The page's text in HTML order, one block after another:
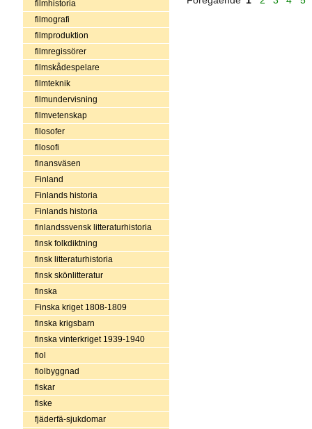
filmhistoria
filmografi
filmproduktion
filmregissörer
filmskådespelare
filmteknik
filmundervisning
filmvetenskap
filosofer
filosofi
finansväsen
Finland
Finlands historia
Finlands historia
finlandssvensk litteraturhistoria
finsk folkdiktning
finsk litteraturhistoria
finsk skönlitteratur
finska
Finska kriget 1808-1809
finska krigsbarn
finska vinterkriget 1939-1940
fiol
fiolbyggnad
fiskar
fiske
fjäderfä-sjukdomar